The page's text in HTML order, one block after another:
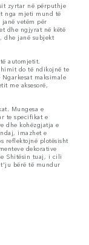
zyrtar në përputhje
nga mjeti mund të
vetëm për
dhe ngjyrat në këtë
dhe janë subjekt
automjetit.
do të ndikojnë te
maksimale
me aksesorë,
Mungesa e
te specifikat e
dhe kohëzgjatja e
imazhet e
reflektojnë plotësisht
dekorative
Shitësin tuaj, i cili
bërë të mundur
për të